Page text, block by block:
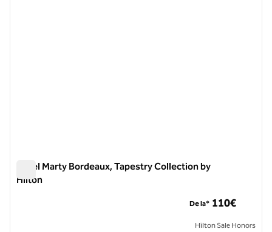
Hotel Marty Bordeaux, Tapestry Collection by
Hilton
De la* 110€
Hilton Sale Honors